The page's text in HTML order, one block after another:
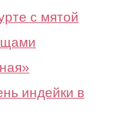
с мятой
индейки в